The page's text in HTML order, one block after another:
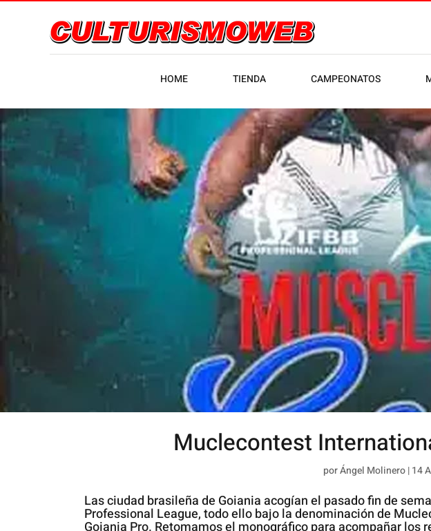
HOME TIENDA CAMPEONATOS
Muclecontest
porÁngel Molinero|14
Las ciudad brasileña de Goiania acogían el pasado fin de
Professional League, todo ello bajo la denominación de